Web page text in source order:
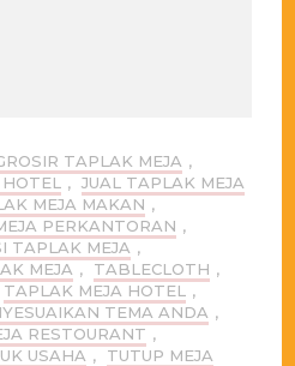
TAPLAK MEJA ,
, JUAL TAPLAK MEJA
MEJA MAKAN ,
PERKANTORAN ,
TAPLAK MEJA ,
MEJA , TABLECLOTH ,
TAPLAK MEJA HOTEL
,
TEMA ANDA ,
RESTOURANT ,
USAHA , TUTUP MEJA